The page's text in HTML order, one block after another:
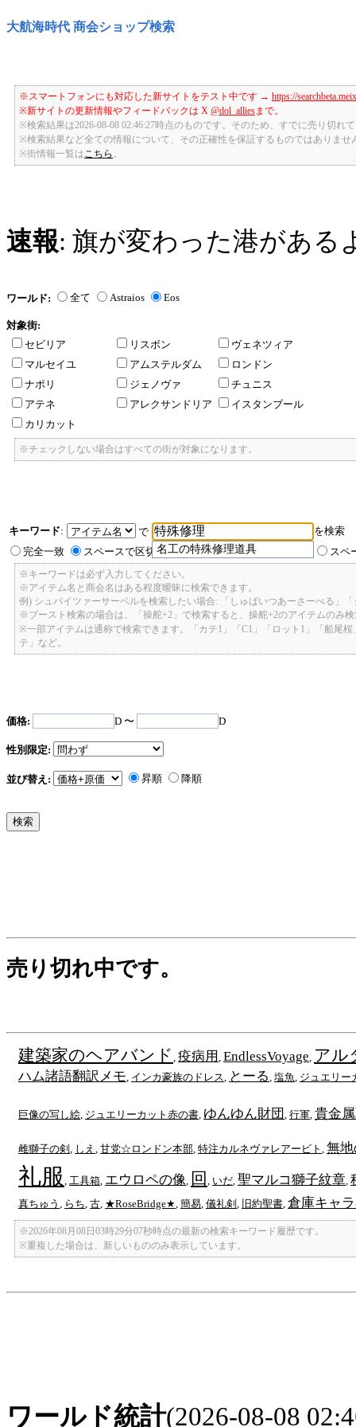
大航海時代 商会ショップ検索
※スマートフォンにも対応した新サイトをテスト中です → https://
※新サイトの更新情報やフィードバックは X @dol_alliesまで。
※検索結果は2026-08-08 02:46:27時点のものです。そのため、すでに売り切れ
※検索結果など全ての情報について、その正確性を保証するものではありませ
※街情報一覧は こちら
速報: 旗が変わった港がある
ワールド: 全て Astraios Eos
対象街:
セビリア
リスボン
ヴェネツィア
マルセイユ
アムステルダム
ロンドン
ナポリ
ジェノヴァ
チュニス
アテネ
アレクサンドリア
イスタンブール
カリカット
※チェックしない場合はすべての街が対象になります。
キーワード:
で
名工の特殊修理道具
を検索
完全一致
スペースで区切ったキーワードのいずれかを含む スペ
※キーワードは必ず入力してください。
※アイテム名と商会名はある程度曖昧に検索できます。
例) シュバイツァーサーベルを検索したい場合: 「しゅばいつあーさーべる」
※ブースト検索の場合は、「操舵+2」で検索すると、操舵+2のアイテムのみ
※一部アイテムは通称で検索できます。「カテ1」「C1」「ロット1」「船尾
テ」など。
価格: D 〜 D
性別限定:
並び替え: 昇順 降順
売り切れ中です。
建築家のヘアバンド 疫病用 EndlessVoyage アル
ハム諸語翻訳メモ インカ豪族のドレス とーる 塩魚 ジュエリー
巨像の写し絵 ジュエリーカット赤の書 ゆんゆん財団 行軍 貴金
雌獅子の剣 しえ 甘党☆ロンドン本部 特注カルネヴァレアービト 無
礼服 工具箱 エウロペの像 回 いだ 聖マルコ獅子紋章
真ちゅう らち 古 ★RoseBridge★ 簡易 儀礼剣 旧約聖書 倉庫キャ
※2026年08月08日03時29分07秒時点の最新の検索キーワード履歴です。
※重複した場合は、新しいもののみ表示しています。
ワールド統計(2026-08-08